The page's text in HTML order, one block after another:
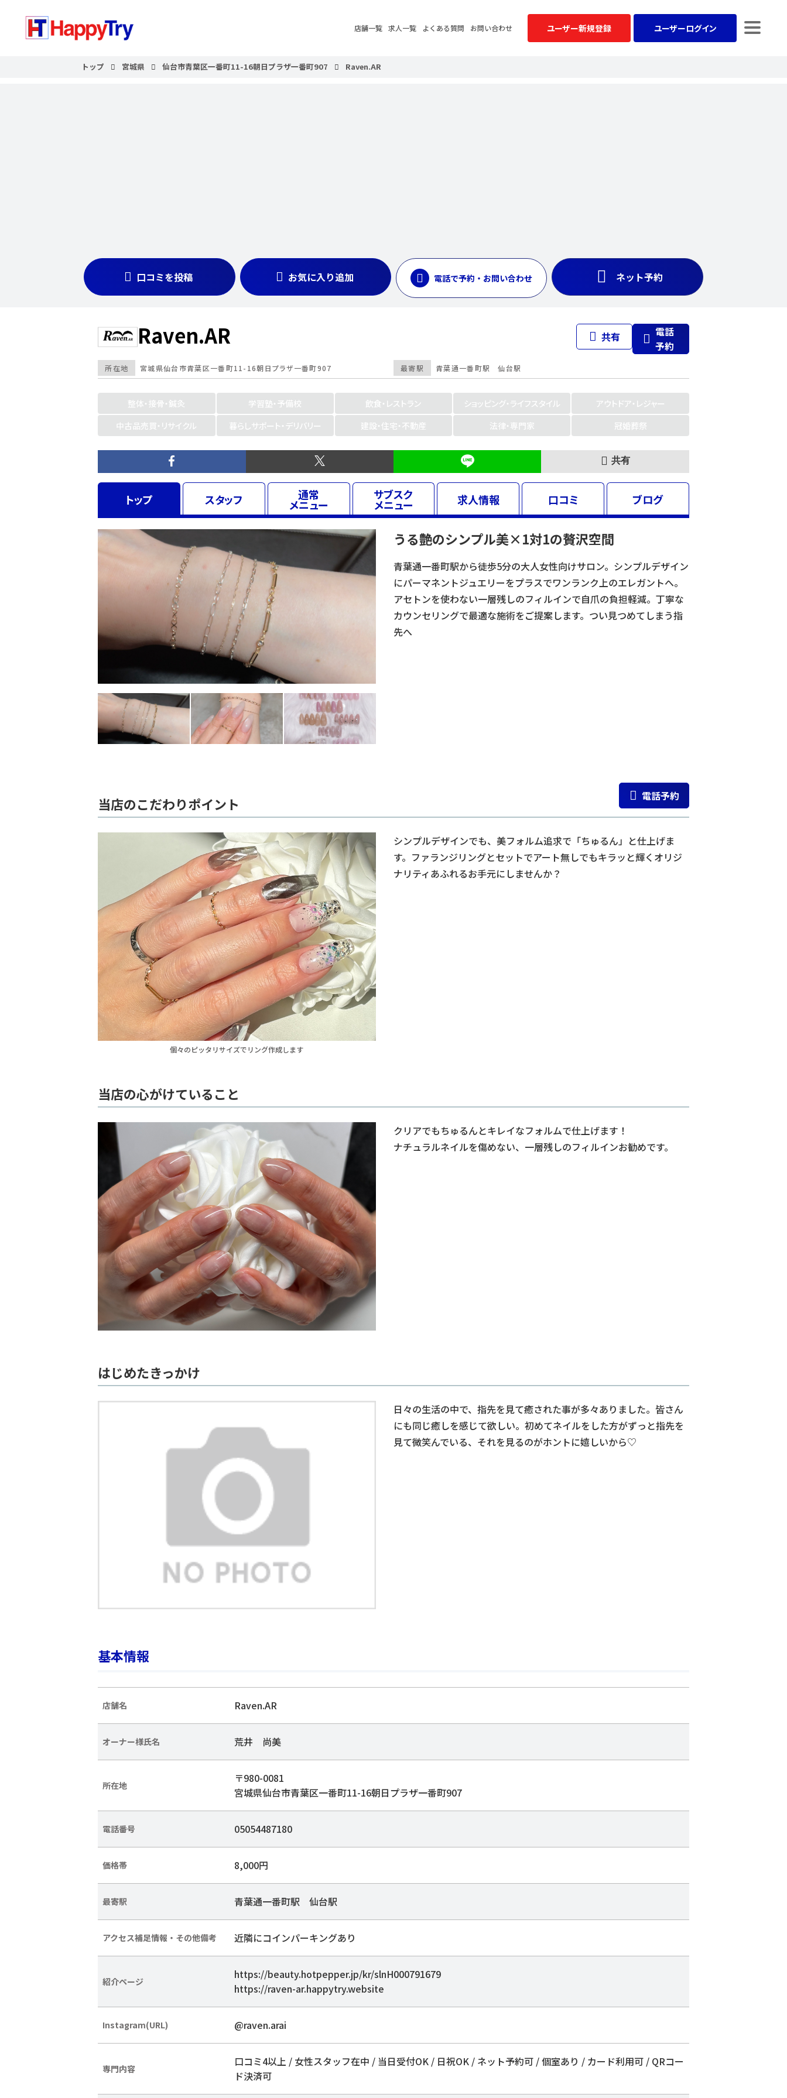
店舗一覧 求人一覧 よくある質問 お問い合わせ ユーザー新規登録 ユーザーログイン
トップ 宮城県 仙台市青葉区一番町11-16朝日プラザ一番町907 Raven.AR
ネット予約
電話で予約・お問い合わせ
口コミを投稿 お気に入り追加
Raven.AR 共有
電話
予約
最寄駅 青葉通一番町駅 仙台駅
所在地 宮城県仙台市青葉区一番町11-16朝日プラザ一番町907
整体・接骨・鍼灸 学習塾・予備校 飲食・レストラン ショッピング・ライフスタイル
アウトドア・レジャー
中古品売買・リサイクル
暮らしサポート・デリバリー 建設・住宅・不動産 法律・専門家 冠婚葬祭
共有
トップ スタッフ 通常
メニュー
サブスク
メニュー 求人情報 口コミ ブログ
うる艶のシンプル美×1対1の贅沢空間
青葉通一番町駅から徒歩5分の大人女性向けサロン。シンプルデザイン
にパーマネントジュエリーをプラスでワンランク上のエレガントへ。
アセトンを使わない一層残しのフィルインで自爪の負担軽減。丁寧な
カウンセリングで最適な施術をご提案します。つい見つめてしまう指
先へ
電話予約
当店のこだわりポイント
個々のピッタリサイズでリング作成します
シンプルデザインでも、美フォルム追求で「ちゅるん」と仕上げま
す。ファランジリングとセットでアート無しでもキラッと輝くオリジ
ナリティあふれるお手元にしませんか？
当店の心がけていること
クリアでもちゅるんとキレイなフォルムで仕上げます！
ナチュラルネイルを傷めない、一層残しのフィルインお勧めです。
はじめたきっかけ
日々の生活の中で、指先を見て癒された事が多々ありました。皆さん
にも同じ癒しを感じて欲しい。初めてネイルをした方がずっと指先を
見て微笑んでいる、それを見るのがホントに嬉しいから♡
基本情報
店舗名 Raven.AR
オーナー様氏名 荒井 尚美
所在地
〒980-0081
宮城県仙台市青葉区一番町11-16朝日プラザ一番町907
電話番号 05054487180
価格帯 8,000円
最寄駅 青葉通一番町駅 仙台駅
アクセス補足情報・その他備考 近隣にコインパーキングあり
紹介ページ
https://beauty.hotpepper.jp/kr/slnH000791679
https://raven-ar.happytry.website
Instagram(URL) @raven.arai
専門内容
口コミ4以上 / 女性スタッフ在中 / 当日受付OK / 日祝OK / ネット予約可 / 個室あり / カード利用可 / QRコー
ド決済可